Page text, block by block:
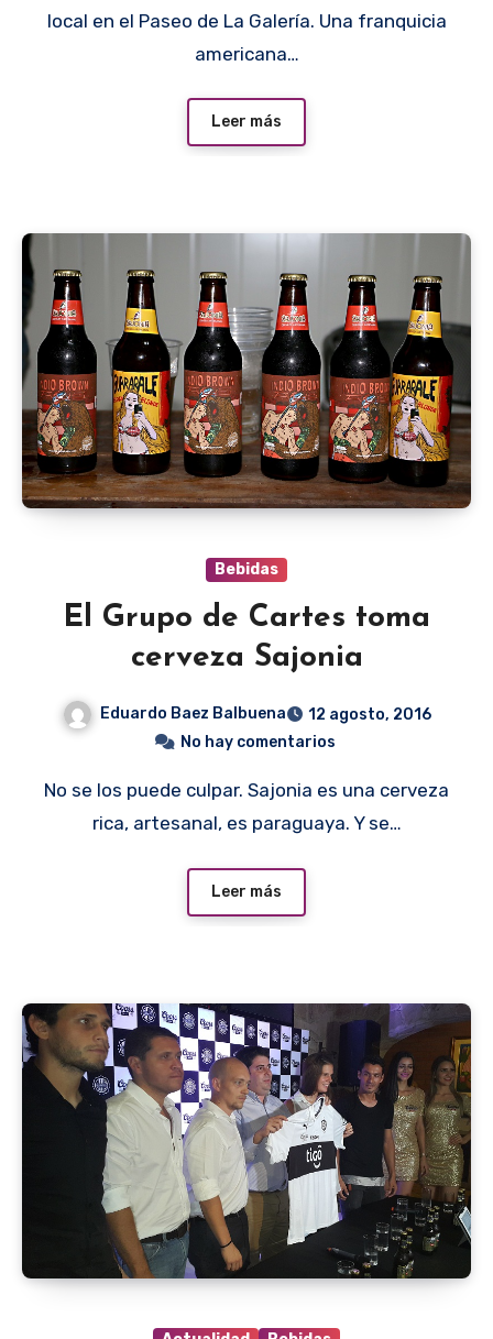
local en el Paseo de La Galería. Una franquicia
americana…
Leer más
Bebidas
El Grupo de Cartes toma
cerveza Sajonia
Eduardo Baez Balbuena
12 agosto, 2016
No hay comentarios
No se los puede culpar. Sajonia es una cerveza
rica, artesanal, es paraguaya. Y se…
Leer más